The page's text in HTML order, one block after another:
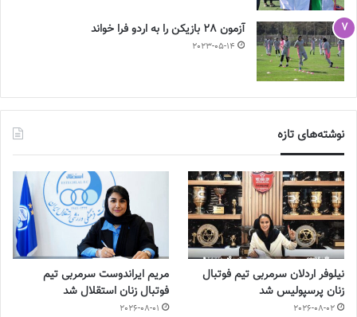
آزمون 28 بازیکن را به اردو فرا خواند
2023-05-14
نوشته‌های تازه
نیلوفر اردلان سرمربی تیم فوتبال
زنان پرسپولیس شد
2026-08-02
مریم ایراندوست سرمربی تیم
فوتبال زنان استقلال شد
2026-08-01